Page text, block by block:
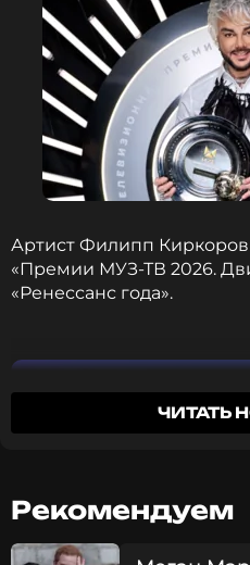
Артист Филипп Киркоров
«Премии МУЗ-ТВ 2026.
«Ренессанс года».
ЧИТАТЬ
Рекомендуем